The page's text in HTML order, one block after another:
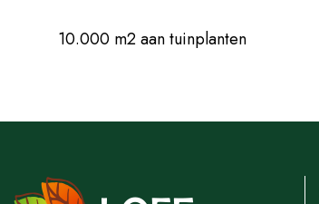
10.000 m2 aan tuinplanten